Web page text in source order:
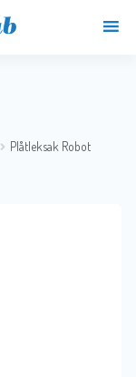
Plåtleksak Robot